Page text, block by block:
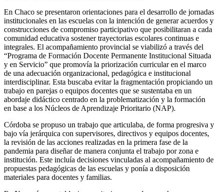
En Chaco se presentaron orientaciones para el desarrollo de jornadas
institucionales en las escuelas con la intención de generar acuerdos y
construcciones de compromiso participativo que posibilitaran a cada
comunidad educativa sostener trayectorias escolares continuas e
integrales. El acompañamiento provincial se viabilizó a través del
“Programa de Formación Docente Permanente Institucional Situada
y en Servicio” que promovía la priorización curricular en el marco
de una adecuación organizacional, pedagógica e institucional
interdisciplinar. Esta buscaba evitar la fragmentación propiciando un
trabajo en parejas o equipos docentes que se sustentaba en un
abordaje didáctico centrado en la problematización y la formación
en base a los Núcleos de Aprendizaje Prioritario (NAP).
Córdoba se propuso un trabajo que articulaba, de forma progresiva y
bajo vía jerárquica con supervisores, directivos y equipos docentes,
la revisión de las acciones realizadas en la primera fase de la
pandemia para diseñar de manera conjunta el trabajo por zona e
institución. Este incluía decisiones vinculadas al acompañamiento de
propuestas pedagógicas de las escuelas y ponía a disposición
materiales para docentes y familias.